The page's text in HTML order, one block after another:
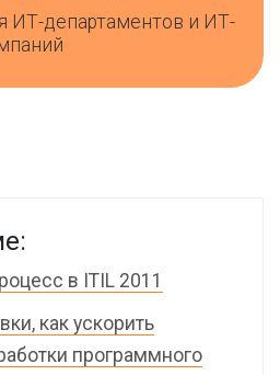
ИТ-департаментов и ИТ-
в ITIL 2011
как ускорить
программного